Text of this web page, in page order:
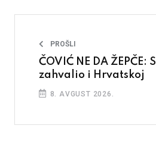
PROŠLI
ČOVIĆ NE DA
zahvalio i Hrvatskoj
8. AVGUST 2026.